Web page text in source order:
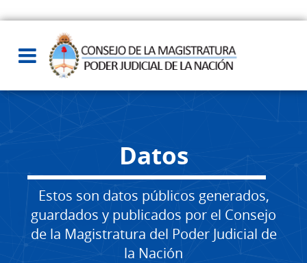
Datos
Estos son datos públicos generados,
guardados y publicados por el Consejo
de la Magistratura del Poder Judicial de
la Nación